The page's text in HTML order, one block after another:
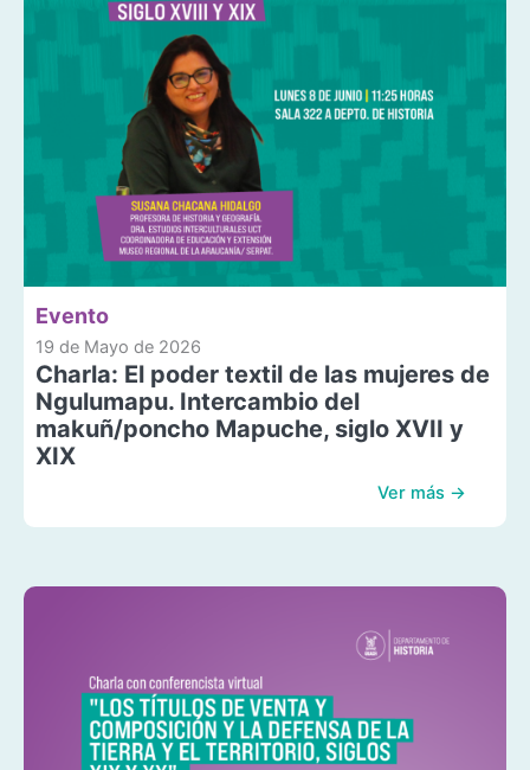
Evento
19 de Mayo de 2026
Charla: El poder textil de las mujeres de
Ngulumapu. Intercambio del
makuñ/poncho Mapuche, siglo XVII y
XIX
Ver más →